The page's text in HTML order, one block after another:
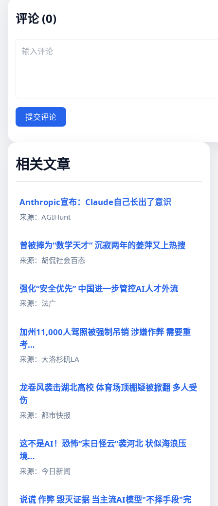
评论 (0)
提交评论
相关文章
Anthropic宣布：Claude自己长出了意识
来源：AGIHunt
曾被捧为“数学天才” 沉寂两年的姜萍又上热搜
来源：胡侃社会百态
强化“安全优先” 中国进一步管控AI人才外流
来源：法广
加州11,000人驾照被强制吊销 涉嫌作弊 需要重
考…
来源：大洛杉矶LA
龙卷风袭击湖北高校 体育场顶棚疑被掀翻 多人受
伤
来源：都市快报
这不是AI！恐怖“末日怪云”袭河北 状似海浪压
境…
来源：今日新闻
说谎 作弊 毁灭证据 当主流AI模型"不择手段"完